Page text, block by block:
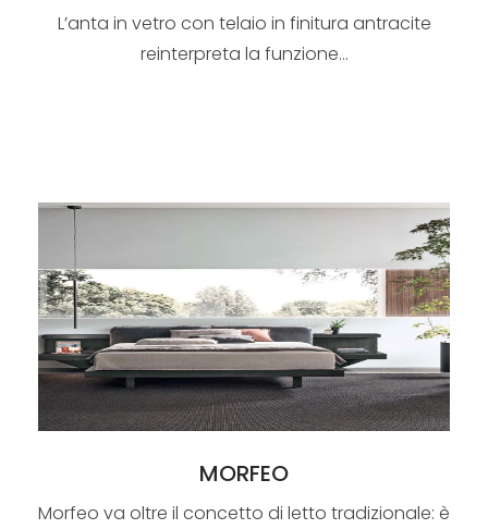
L’anta in vetro con telaio in finitura antracite
reinterpreta la funzione...
MORFEO
Morfeo va oltre il concetto di letto tradizionale: è